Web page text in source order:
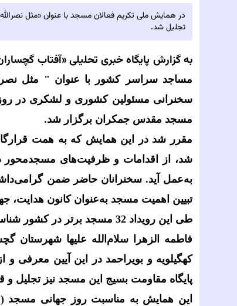
در همایش ملی تکریم فعالان مسجد با عنوان «مثل
تجلیل شد.
به گزارش پایگاه خبری تحلیلی‌«آفتاب
مساجد سراسر کشور با عنوان " مثل
سخنرانی مسئولین کشوری و لشکری در
مسجد مقدس جمکران برگزار شد.
مقرر شد در این همایش که به همت
شد، از اقدامات و ظرفیت‌های مسجدمحور
به‌عمل آید. سخنرانان حاضر ضمن
تبیین اهمیت مسجد به‌عنوان کانون هدایت،
طی این رویداد 32 مسجد برتر
فاطمه الزهرا سلام‌الله علیها شهرستان
کهگیلویه و بویراحمد در این آیین معرفی و
پایگاه مقاومت بسیج این مسجد نیز تجلیل و
این همایش به مناسبت روز جهانی مسجد (